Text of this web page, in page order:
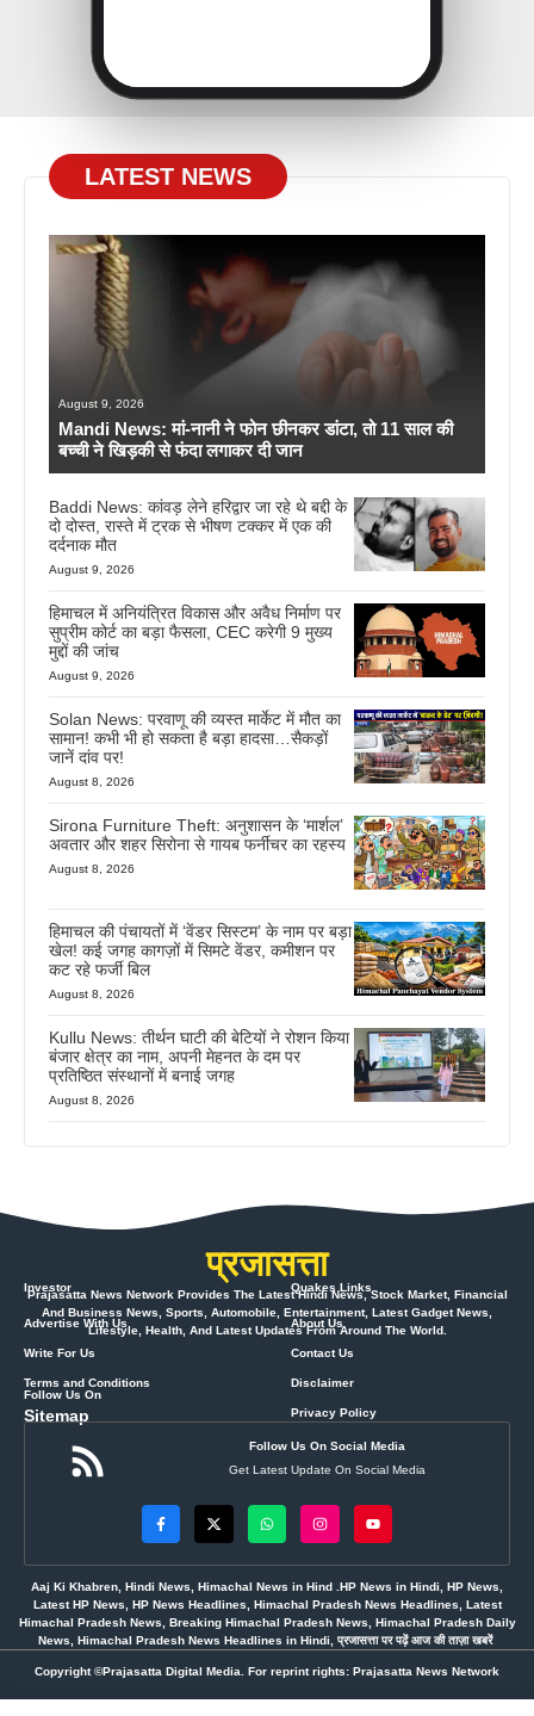
LATEST NEWS
August 9, 2026
Mandi News: मां-नानी ने फोन छीनकर डांटा, तो 11 साल की
बच्ची ने खिड़की से फंदा लगाकर दी जान
Baddi News: कांवड़ लेने हरिद्वार जा रहे थे बद्दी के
दो दोस्त, रास्ते में ट्रक से भीषण टक्कर में एक की
दर्दनाक मौत
August 9, 2026
हिमाचल में अनियंत्रित विकास और अवैध निर्माण पर
सुप्रीम कोर्ट का बड़ा फैसला, CEC करेगी 9 मुख्य
मुद्दों की जांच
August 9, 2026
Solan News: परवाणू की व्यस्त मार्केट में मौत का
सामान! कभी भी हो सकता है बड़ा हादसा…सैकड़ों
जानें दांव पर!
August 8, 2026
Sirona Furniture Theft: अनुशासन के ‘मार्शल’
अवतार और शहर सिरोना से गायब फर्नीचर का रहस्य
August 8, 2026
हिमाचल की पंचायतों में ‘वेंडर सिस्टम’ के नाम पर बड़ा
खेल! कई जगह कागज़ों में सिमटे वेंडर, कमीशन पर
कट रहे फर्जी बिल
August 8, 2026
Kullu News: तीर्थन घाटी की बेटियों ने रोशन किया
बंजार क्षेत्र का नाम, अपनी मेहनत के दम पर
प्रतिष्ठित संस्थानों में बनाई जगह
August 8, 2026
प्रजासत्ता
Prajasatta News Network Provides The Latest Hindi News, Stock Market, Financial
And Business News, Sports, Automobile, Entertainment, Latest Gadget News,
Lifestyle, Health, And Latest Updates From Around The World.
Investor
Advertise With Us
Write For Us
Terms and Conditions
Sitemap
Quakes Links
About Us
Contact Us
Disclaimer
Privacy Policy
Follow Us On
Follow Us On Social Media
Get Latest Update On Social Media
Aaj Ki Khabren, Hindi News, Himachal News in Hind .HP News in Hindi, HP News,
Latest HP News, HP News Headlines, Himachal Pradesh News Headlines, Latest
Himachal Pradesh News, Breaking Himachal Pradesh News, Himachal Pradesh Daily
News, Himachal Pradesh News Headlines in Hindi, प्रजासत्ता पर पढ़ें आज की ताज़ा खबरें
Copyright ©Prajasatta Digital Media. For reprint rights: Prajasatta News Network